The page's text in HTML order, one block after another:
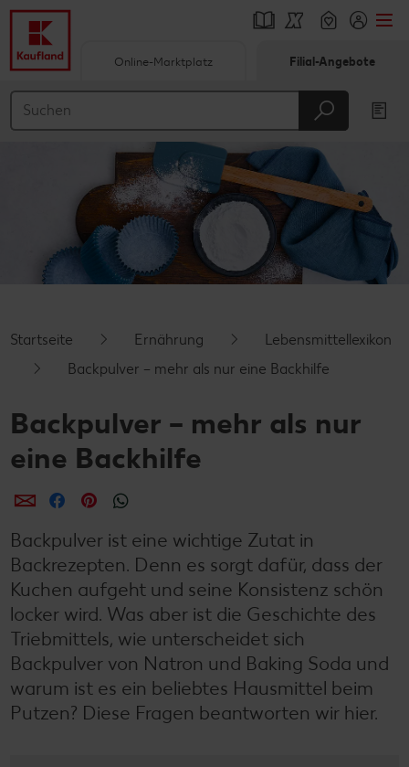
Hauptinhalt
Schwebender Seitenbereich
Online-Marktplatz Filial-Angebote
Startseite Ernährung
Lebensmittellexikon
Backpulver – mehr als nur eine Backhilfe
Backpulver – mehr als nur
eine Backhilfe
per E-Mail teilen
per Facebook teilen
per Pinterest teilen
Backpulver ist eine wichtige Zutat in
Backrezepten. Denn es sorgt dafür, dass der
Kuchen aufgeht und seine Konsistenz schön
locker wird. Was aber ist die Geschichte des
Triebmittels, wie unterscheidet sich
Backpulver von Natron und Baking Soda und
warum ist es ein beliebtes Hausmittel beim
Putzen? Diese Fragen beantworten wir hier.